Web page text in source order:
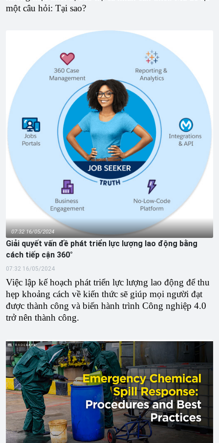
một câu hỏi: Tại sao?
07:32 16/05/2024
Giải quyết vấn đề phát triển lực lượng lao động bằng
cách tiếp cận 360°
07:32 16/05/2024
Việc lập kế hoạch phát triển lực lượng lao động để thu
hẹp khoảng cách về kiến ​​thức sẽ giúp mọi người đạt
được thành công và biến hành trình Công nghiệp 4.0
trở nên thành công.